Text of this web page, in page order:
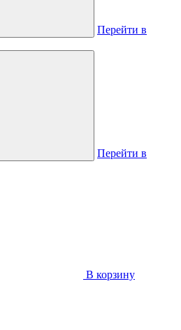
Перейти в
Перейти в
В корзину